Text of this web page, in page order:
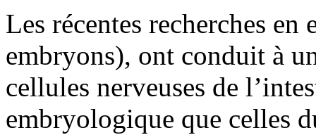
Les récentes recherches
embryons), ont conduit à
cellules nerveuses de
embryologique que celles